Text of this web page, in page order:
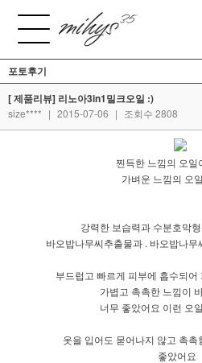
포토후기
[ 제품리뷰] 리노아3in1밀크오일 :)
size**** | 2015-07-06 | 조회수 2808
찐득한 느낌의 오일
가벼운 느낌의 오
강력한 보습력과 수분호막
바오밥나무씨추출물과 . 바오밥나
부드럽고 빠르게 피부에 흡수되어
가볍고 촉촉한 느낌이
너무 좋았어요 이런 오
옷을 입어도 묻어나지 않고 촉
좋았어요